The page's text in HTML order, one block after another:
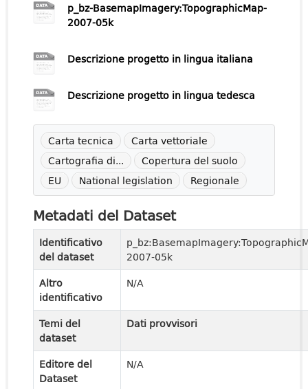
p_bz-BasemapImagery:TopographicMap-
2007-05k
Descrizione progetto in lingua italiana
Descrizione progetto in lingua tedesca
Carta tecnica
Carta vettoriale
Cartografia di...
Copertura del suolo
EU
National legislation Regionale
Metadati del Dataset
Identificativo
del dataset
2007-05k
Altro
identificativo
N/A
Temi del
dataset
Dati provvisori
Editore del
Dataset
N/A